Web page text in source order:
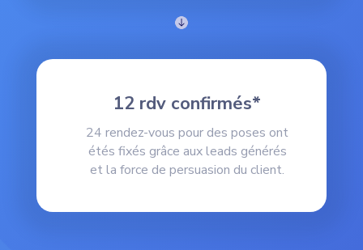
12 rdv confirmés*
24 rendez-vous pour des poses ont
étés fixés grâce aux leads générés
et la force de persuasion du client.